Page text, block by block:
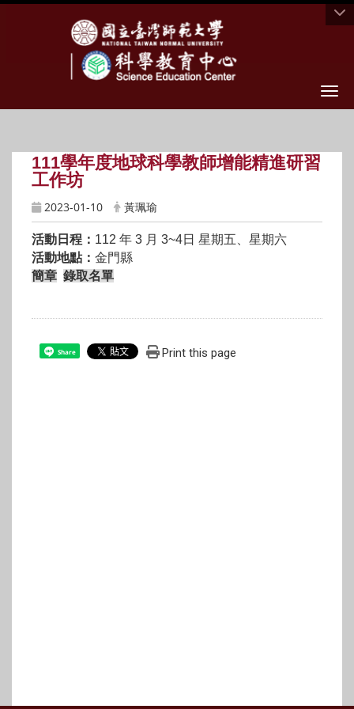
111學年度地球科學教師增能精進研習
工作坊
2023-01-10 黃珮瑜
活動日程： 112 年 3 月 3~4日 星期五、星期六
活動地點： 金門縣
簡章 錄取名單
Share Print this page